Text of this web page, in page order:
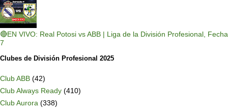
🔴EN VIVO: Real Potosi vs ABB | Liga de la División Profesional, Fecha
7
Clubes de División Profesional 2025
Club ABB (42)
Club Always Ready (410)
Club Aurora (338)